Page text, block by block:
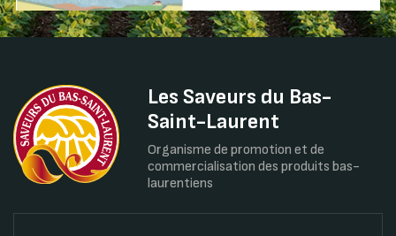
Les Saveurs du Bas-
Saint-Laurent
Organisme de promotion et de
commercialisation des produits bas-
laurentiens